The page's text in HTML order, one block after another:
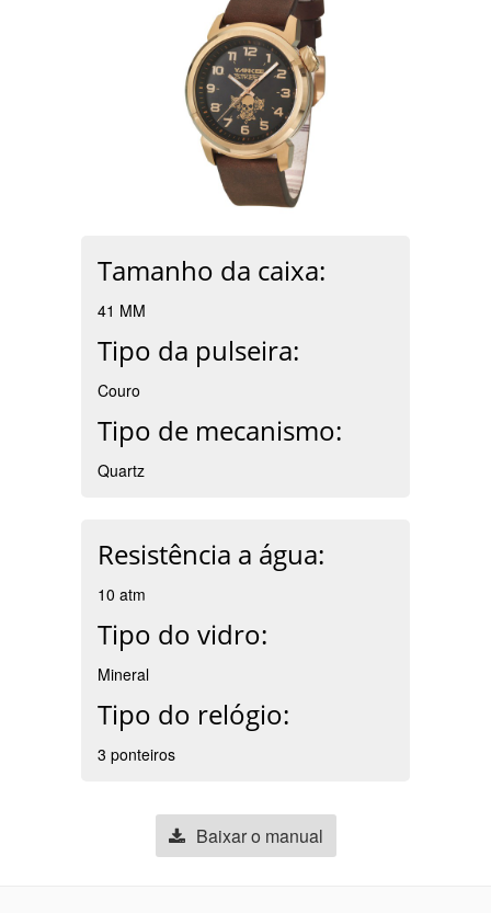
Tamanho da caixa:
41 MM
Tipo da pulseira:
Couro
Tipo de mecanismo:
Quartz
Resistência a água:
10 atm
Tipo do vidro:
Mineral
Tipo do relógio:
3 ponteiros
Baixar o manual